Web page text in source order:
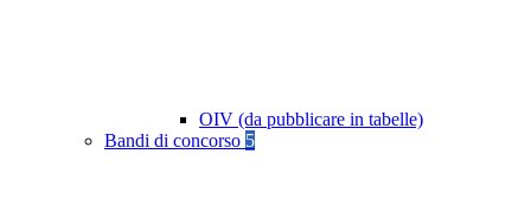
OIV (da pubblicare in tabelle)
Bandi di concorso 5